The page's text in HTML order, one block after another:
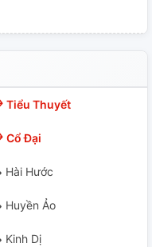
Tiểu Thuyết
Cổ Đại
Hài Hước
Huyền Ảo
Kinh Dị